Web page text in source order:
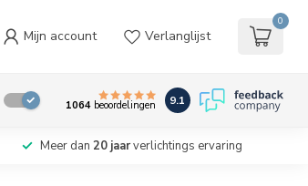
Mijn account Verlanglijst
0
1064beoordelingen 9.1
Meer dan 20 jaarverlichtings ervaring